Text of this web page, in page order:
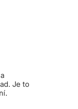
Je to